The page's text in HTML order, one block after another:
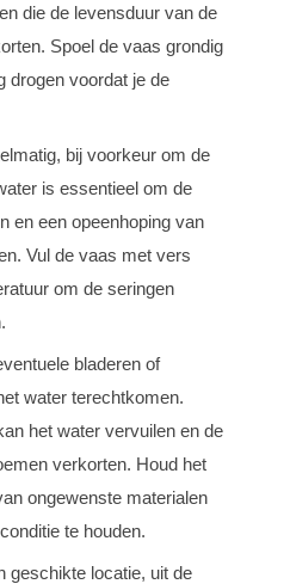
die de levensduur van de
Spoel de vaas grondig
drogen voordat je de
bij voorkeur om de
is essentieel om de
en een opeenhoping van
Vul de vaas met vers
om de seringen
bladeren of
water terechtkomen.
het water vervuilen en de
verkorten. Houd het
ongewenste materialen
te houden.
geschikte locatie, uit de